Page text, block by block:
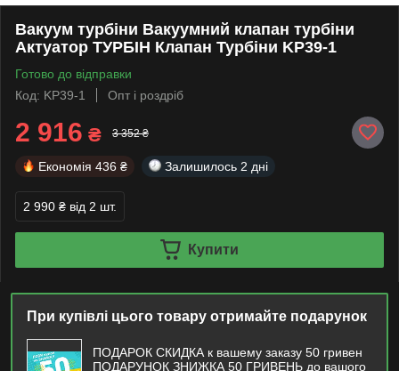
Вакуум турбіни Вакуумний клапан турбіни
Актуатор ТУРБІН Клапан Турбіни KP39-1
Готово до відправки
Код: KP39-1
Опт і роздріб
2 916 ₴ 3 352 ₴
Економія 436 ₴ Залишилось 2 дні
2 990 ₴ від 2 шт.
Купити
При купівлі цього товару отримайте подарунок
ПОДАРОК СКИДКА к вашему заказу 50 гривен
ПОДАРУНОК ЗНИЖКА 50 ГРИВЕНЬ до вашого